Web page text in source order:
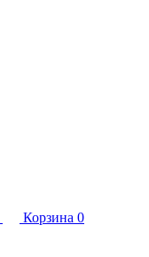
Корзина 0